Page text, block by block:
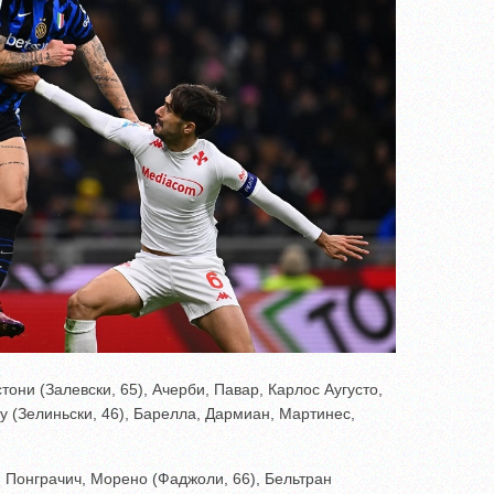
(Залевски, 65), Ачерби, Павар, Карлос Аугусто,
(Зелиньски, 46), Барелла, Дармиан, Мартинес,
Морено (Фаджоли, 66), Бельтран